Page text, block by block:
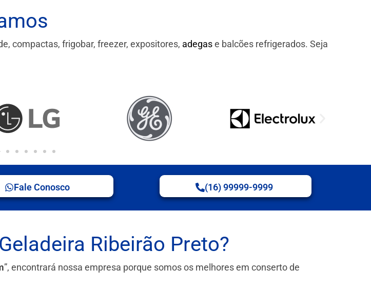
compactas, frigobar, freezer, expositores, adegase balcões refrigerados. Seja
Fale Conosco (16) 99999-9999
Ribeirão Preto?
”, encontrará nossa empresa porque somos os melhores em conserto de